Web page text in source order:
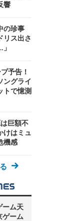
響
の珍事
リス出さ
予告！
ングライ
トで憶測
巨額不
けはミュ
機感
ーム天
ゲーム